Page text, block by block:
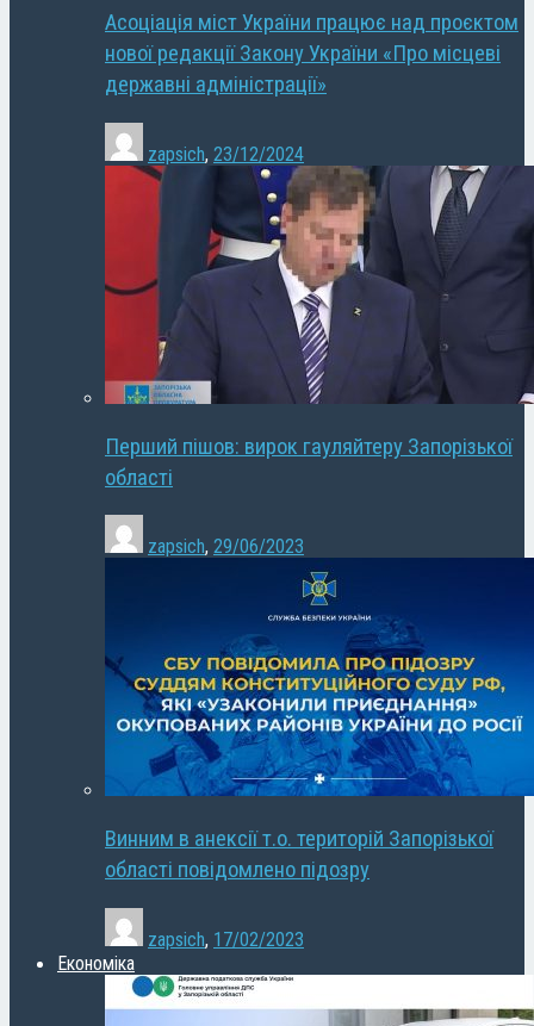
Асоціація міст України працює над проєктом
нової редакції Закону України «Про місцеві
державні адміністрації»
zapsich, 23/12/2024
Перший пішов: вирок гауляйтеру Запорізької
області
zapsich, 29/06/2023
Винним в анексії т.о. територій Запорізької
області повідомлено підозру
zapsich, 17/02/2023
Економіка